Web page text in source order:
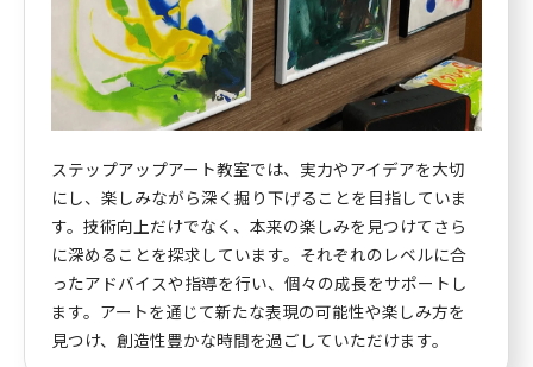
ステップアップアート教室では、実力やアイデアを大切
にし、楽しみながら深く掘り下げることを目指していま
す。技術向上だけでなく、本来の楽しみを見つけてさら
に深めることを探求しています。それぞれのレベルに合
ったアドバイスや指導を行い、個々の成長をサポートし
ます。アートを通じて新たな表現の可能性や楽しみ方を
見つけ、創造性豊かな時間を過ごしていただけます。